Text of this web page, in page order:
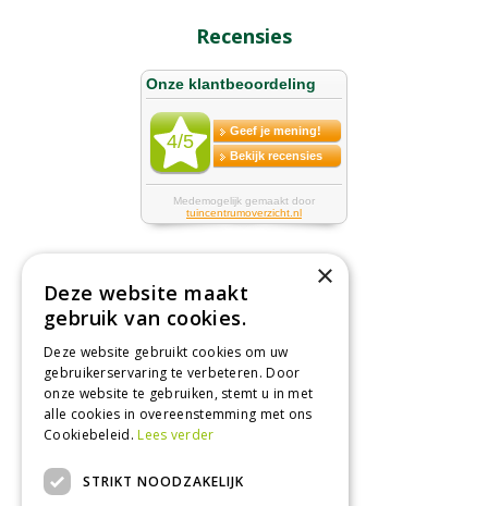
Recensies
Tuincentrum
Nieuws
Tuintips
Tuincentrum
Tuinplanten
×
Deze website maakt
gebruik van cookies.
Deze website gebruikt cookies om uw
gebruikerservaring te verbeteren. Door
onze website te gebruiken, stemt u in met
alle cookies in overeenstemming met ons
Cookiebeleid.Lees verder
STRIKT NOODZAKELIJK